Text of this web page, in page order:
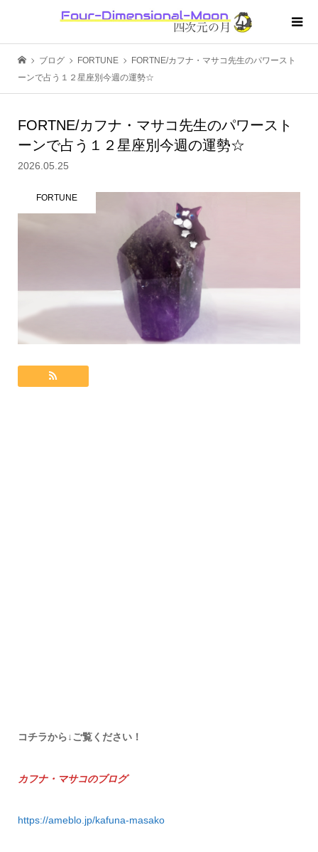
ブログ FORTUNE
FORTNE/カフナ・マサコ先生のパワースト
ーンで占う１２星座別今週の運勢☆
FORTNE/カフナ・マサコ先生のパワースト
ーンで占う１２星座別今週の運勢☆
2026.05.25
FORTUNE
コチラから↓ご覧ください！
カフナ・マサコのブログ
https://ameblo.jp/kafuna-masako